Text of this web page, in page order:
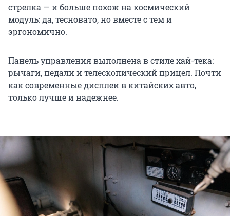
стрелка — и больше похож на космический
модуль: да, тесновато, но вместе с тем и
эргономично.
Панель управления выполнена в стиле хай-тека:
рычаги, педали и телескопический прицел. Почти
как современные дисплеи в китайских авто,
только лучше и надежнее.